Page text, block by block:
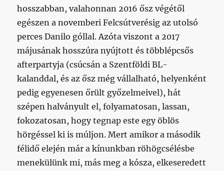
hosszabban, valahonnan 2016 ősz végétől
egészen a novemberi Felcsútverésig az utolsó
perces Danilo góllal. Azóta viszont a 2017
májusának hosszúra nyújtott és többlépcsős
afterpartyja (csúcsán a Szentföldi BL-
kalanddal, és az ősz még vállalható, helyenként
pedig egyenesen őrült győzelmeivel), hát
szépen halványult el, folyamatosan, lassan,
fokozatosan, hogy tegnap este egy öblös
hörgéssel ki is múljon. Mert amikor a második
félidő elején már a kínunkban röhögcsélésbe
menekülünk mi, más meg a kósza, elkeseredett